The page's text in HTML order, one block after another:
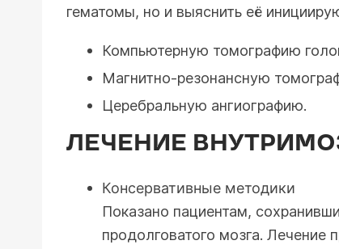
гематомы, но и выяснить её
Компьютерную томографию
Магнитно-резонансную
Церебральную ангиографию.
ЛЕЧЕНИЕ
Консервативные методики
Показано пациентам,
продолговатого мозга.